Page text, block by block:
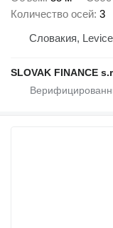
Количество осей 3
Словакия, Levice
SLOVAK FINANCE